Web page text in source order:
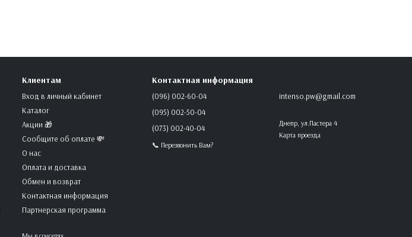
Клиентам
Вход в личный кабинет
Каталог
Акции 🎁
Сообщите об оплате 💸
О нас
Оплата и доставка
Обмен и возврат
Контактная информация
Партнерская программа
Контактная информация
(096) 002-60-04
(095) 002-50-04
(073) 002-40-04
📞 Перезвонить Вам?
intenso.pw@gmail.com
Днепр, ул.Пастера 4
Карта проезда